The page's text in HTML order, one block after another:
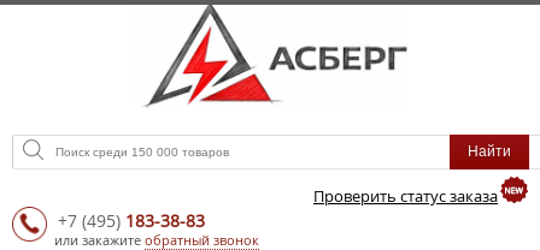
Проверить статус заказа
+7 (495) 183-38-83
или закажите обратный звонок